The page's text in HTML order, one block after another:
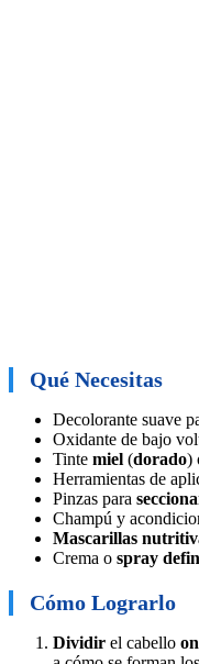
Qué Necesitas
Decolorante suave
Oxidante de bajo
Tinte miel (dorado)
Herramientas de
Pinzas para
Champú y
Mascarillas
Crema o spray
Cómo Lograrlo
Dividir el cabello